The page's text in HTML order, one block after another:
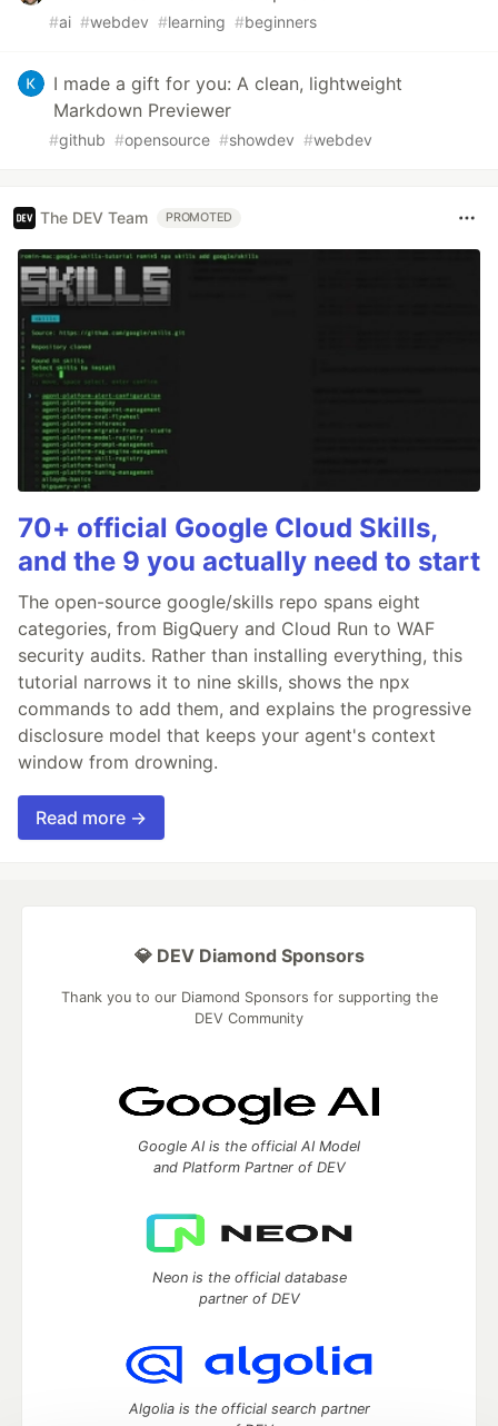
#ai #webdev #learning #beginners
I made a gift for you: A clean, lightweight
Markdown Previewer
#github #opensource #showdev #webdev
The DEV Team PROMOTED
70+ official Google Cloud Skills,
and the 9 you actually need to start
The open-source google/skills repo spans eight
categories, from BigQuery and Cloud Run to WAF
security audits. Rather than installing everything, this
tutorial narrows it to nine skills, shows the npx
commands to add them, and explains the progressive
disclosure model that keeps your agent's context
window from drowning.
Read more →
💎 DEV Diamond Sponsors
Thank you to our Diamond Sponsors for supporting the
DEV Community
Google AI is the official AI Model
and Platform Partner of DEV
Neon is the official database
partner of DEV
Algolia is the official search partner